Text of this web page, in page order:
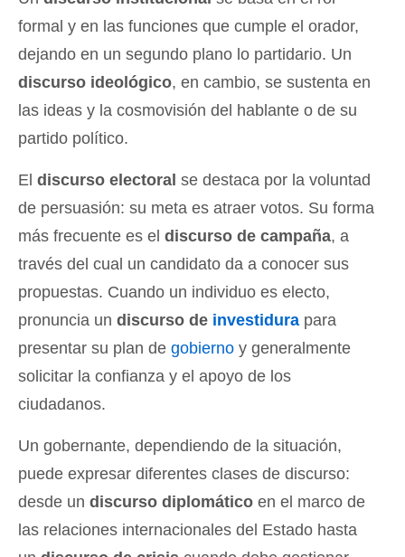
formal y en las funciones que cumple el orador,
dejando en un segundo plano lo partidario. Un
discurso ideológico, en cambio, se sustenta en
las ideas y la cosmovisión del hablante o de su
partido político.
El discurso electoral se destaca por la voluntad
de persuasión: su meta es atraer votos. Su forma
más frecuente es el discurso de campaña, a
través del cual un candidato da a conocer sus
propuestas. Cuando un individuo es electo,
pronuncia un discurso de investidura para
presentar su plan de gobierno y generalmente
solicitar la confianza y el apoyo de los
ciudadanos.
Un gobernante, dependiendo de la situación,
puede expresar diferentes clases de discurso:
desde un discurso diplomático en el marco de
las relaciones internacionales del Estado hasta